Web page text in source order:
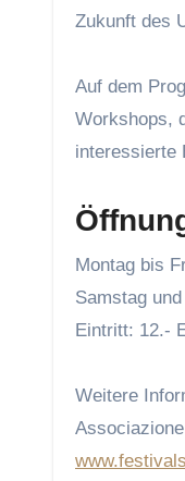
Zukunft des
Auf dem
Workshops,
interessierte
Montag bis
Samstag
Eintritt: 12.-
Weitere